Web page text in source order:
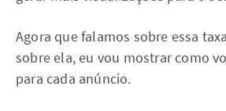
Agora que falamos sobre essa
sobre ela, eu vou mostrar como
para cada anúncio.